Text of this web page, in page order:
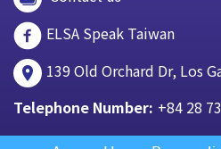
ELSA Speak Taiwan
139 Old Orchard Dr, Los
Telephone Number: +84 28